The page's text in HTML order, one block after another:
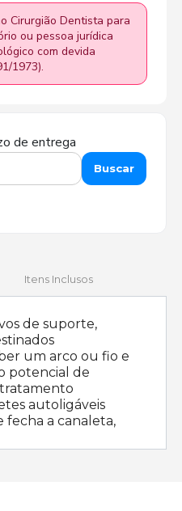
Cirurgião Dentista para
ou pessoa jurídica
com devida
1973).
de entrega
Buscar
Itens Inclusos
de suporte,
um arco ou fio e
potencial de
autoligáveis
fecha a canaleta,